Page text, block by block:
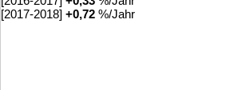
[2017-2018] +0,72 %/Jahr